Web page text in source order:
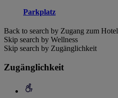
Parkplatz
Back to search by Zugang zum Hotel
Skip search by Wellness
Skip search by Zugänglichkeit
Zugänglichkeit